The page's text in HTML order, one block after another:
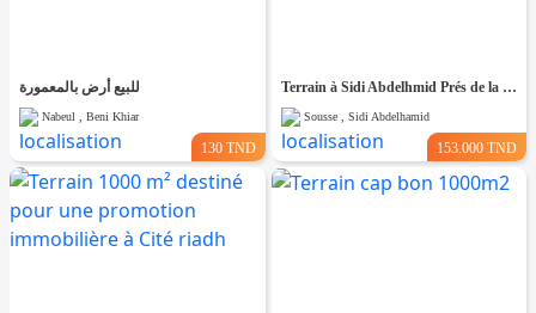
للبيع أرض بالمعمورة
Nabeul , Beni Khiar
130 TND
Terrain à Sidi Abdelhmid Prés de la mer
Sousse , Sidi Abdelhamid
153.000 TND